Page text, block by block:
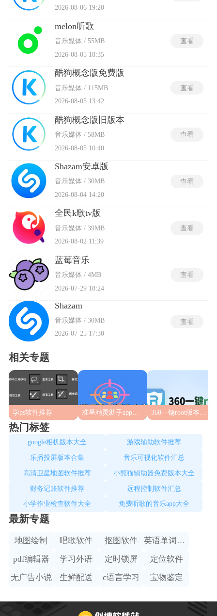
2026-08-06 19:20
melon听歌
音乐媒体 / 55MB
2026-08-05 18:35
查看
酷狗概念版免费版
音乐媒体 / 115MB
2026-08-05 13:42
查看
酷狗概念版旧版本
音乐媒体 / 58MB
2026-08-05 10:40
查看
Shazam安卓版
音乐媒体 / 30MB
2026-08-04 14:20
查看
全民k歌tv版
音乐媒体 / 39MB
2026-08-02 11:39
查看
蓝莓音乐
音乐媒体 / 4MB
2026-07-29 18:24
查看
Shazam
音乐媒体 / 30MB
2026-07-25 17:30
查看
相关专题
学ps软件推荐 准星精灵助手app合集 360一键root版本合集
热门标签
google相机版本大全
游戏辅助软件推荐
乐播投屏版本合集
音乐可视化软件汇总
高清卫星地图软件推荐
小熊猫辅助器免费版本大全
财务记账软件推荐
远程控制软件汇总
小学作业检查软件大全
免费听歌的音乐app大全
最新专题
地图绘制 唱歌软件 抠图软件 英语单词学习
pdf编辑器 学习外语 定时锁屏 定位软件
无广告小说 生鲜配送 c语言学习 宝物鉴定